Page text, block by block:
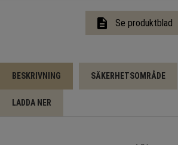
description Se produktblad
BESKRIVNING SÄKERHETSOMRÅDE
LADDA NER